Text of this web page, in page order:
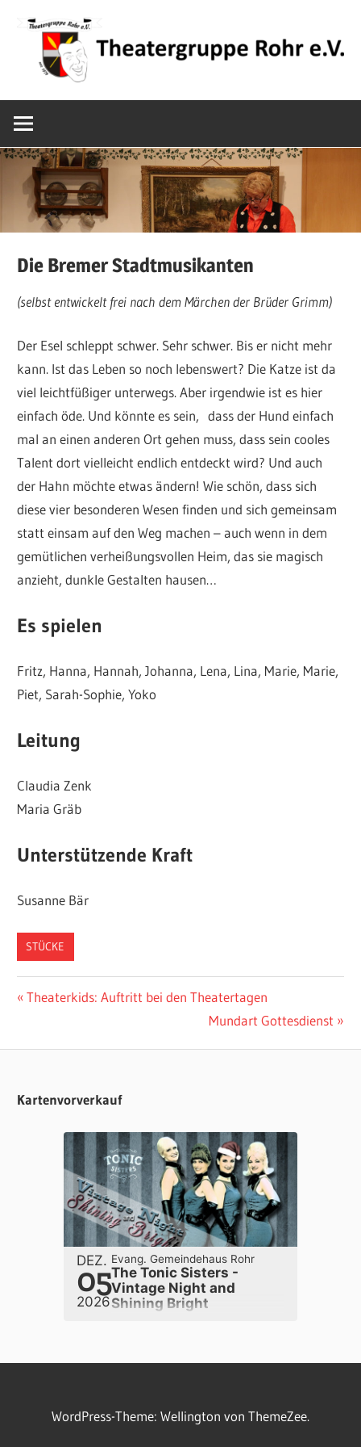
Inhalt
springen
Theatergruppe
Rohr
e.V.
in
Die Bremer Stadtmusikanten
(selbst entwickelt frei nach dem Märchen der Brüder Grimm)
Der Esel schleppt schwer. Sehr schwer. Bis er nicht mehr
kann. Ist das Leben so noch lebenswert? Die Katze ist da
viel leichtfüßiger unterwegs. Aber irgendwie ist es hier
einfach öde. Und könnte es sein, dass der Hund einfach
mal an einen anderen Ort gehen muss, dass sein cooles
Talent dort vielleicht endlich entdeckt wird? Und auch
der Hahn möchte etwas ändern! Wie schön, dass sich
diese vier besonderen Wesen finden und sich gemeinsam
statt einsam auf den Weg machen – auch wenn in dem
gemütlichen verheißungsvollen Heim, das sie magisch
anzieht, dunkle Gestalten hausen…
Es spielen
Fritz, Hanna, Hannah, Johanna, Lena, Lina, Marie, Marie,
Piet, Sarah-Sophie, Yoko
Leitung
Claudia Zenk
Maria Gräb
Unterstützende Kraft
Susanne Bär
STÜCKE
Beitragsnavigation
Vorheriger
Theaterkids: Auftritt bei den Theatertagen
Nächster
Mundart Gottesdienst
Kartenvorverkauf
DEZ.
05
2026
Evang. Gemeindehaus Rohr
The Tonic Sisters -
Vintage Night and
Shining Bright
WordPress-Theme: Wellington von ThemeZee.